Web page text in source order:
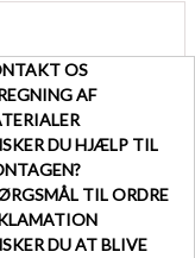
BETONSTOLPER
OS
AF
DU HJÆLP TIL
TIL ORDRE
DU AT BLIVE